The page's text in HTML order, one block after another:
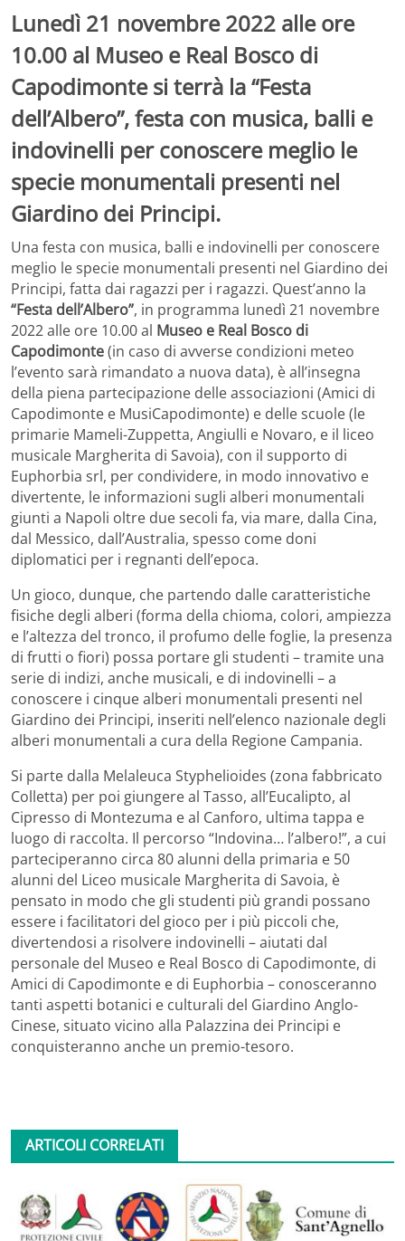
Lunedì 21 novembre 2022 alle ore
10.00 al Museo e Real Bosco di
Capodimonte si terrà la “Festa
dell’Albero”, festa con musica, balli e
indovinelli per conoscere meglio le
specie monumentali presenti nel
Giardino dei Principi.
Una festa con musica, balli e indovinelli per conoscere
meglio le specie monumentali presenti nel Giardino dei
Principi, fatta dai ragazzi per i ragazzi. Quest’anno la
“Festa dell’Albero”, in programma lunedì 21 novembre
2022 alle ore 10.00 al Museo e Real Bosco di
Capodimonte(in caso di avverse condizioni meteo
l’evento sarà rimandato a nuova data), è all’insegna
della piena partecipazione delle associazioni (Amici di
Capodimonte e MusiCapodimonte) e delle scuole (le
primarie Mameli-Zuppetta, Angiulli e Novaro, e il liceo
musicale Margherita di Savoia), con il supporto di
Euphorbia srl, per condividere, in modo innovativo e
divertente, le informazioni sugli alberi monumentali
giunti a Napoli oltre due secoli fa, via mare, dalla Cina,
dal Messico, dall’Australia, spesso come doni
diplomatici per i regnanti dell’epoca.
Un gioco, dunque, che partendo dalle caratteristiche
fisiche degli alberi (forma della chioma, colori, ampiezza
e l’altezza del tronco, il profumo delle foglie, la presenza
di frutti o fiori) possa portare gli studenti – tramite una
serie di indizi, anche musicali, e di indovinelli – a
conoscere i cinque alberi monumentali presenti nel
Giardino dei Principi, inseriti nell’elenco nazionale degli
alberi monumentali a cura della Regione Campania.
Si parte dalla Melaleuca Styphelioides (zona fabbricato
Colletta) per poi giungere al Tasso, all’Eucalipto, al
Cipresso di Montezuma e al Canforo, ultima tappa e
luogo di raccolta. Il percorso “Indovina… l’albero!”, a cui
parteciperanno circa 80 alunni della primaria e 50
alunni del Liceo musicale Margherita di Savoia, è
pensato in modo che gli studenti più grandi possano
essere i facilitatori del gioco per i più piccoli che,
divertendosi a risolvere indovinelli – aiutati dal
personale del Museo e Real Bosco di Capodimonte, di
Amici di Capodimonte e di Euphorbia – conosceranno
tanti aspetti botanici e culturali del Giardino Anglo-
Cinese, situato vicino alla Palazzina dei Principi e
conquisteranno anche un premio-tesoro.
ARTICOLI CORRELATI